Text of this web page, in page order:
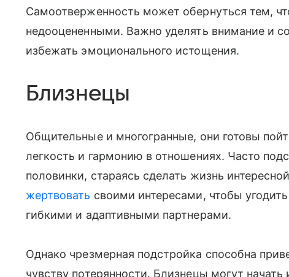
Самоотверженность может обернуться тем,
недооцененными. Важно уделять внимание и
избежать эмоционального истощения.
Близнецы
Общительные и многогранные, они готовы
легкость и гармонию в отношениях. Часто
половинки, стараясь сделать жизнь
жертвовать своими интересами, чтобы
гибкими и адаптивными партнерами.
Однако чрезмерная подстройка способна
чувству потерянности. Близнецы могут